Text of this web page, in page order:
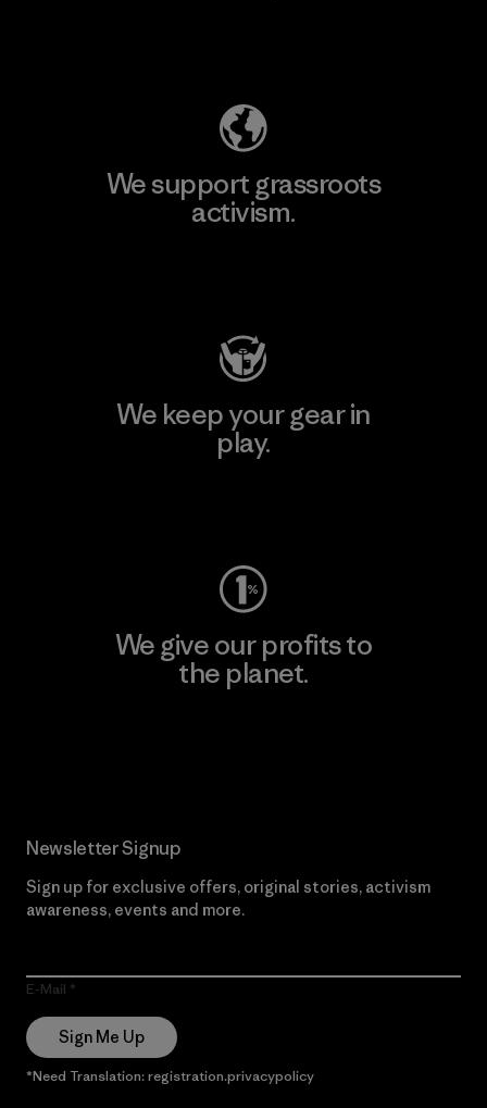
We support grassroots
activism.
We keep your gear in
play.
We give our profits to
the planet.
Newsletter Signup
Sign up for exclusive offers, original stories, activism
awareness, events and more.
E-Mail
Sign Me Up
*Need Translation: registration.privacypolicy